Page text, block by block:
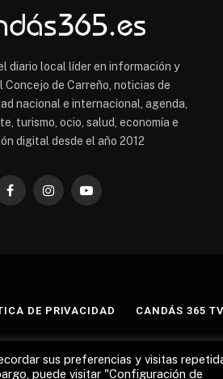
diario local líder en información y
Concejo de Carreño, noticias de
nacional e internacional, agenda,
turismo, ocio, salud, economía e
digital desde el año 2012
FacebookInstagramYouTube
DE PRIVACIDAD CANDÁS 365 TV
sus preferencias y visitas
puede visitar "Configuración de